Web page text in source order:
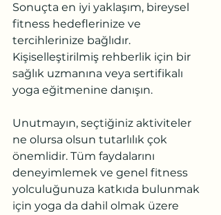
Sonuçta en iyi yaklaşım, bireysel
fitness hedeflerinize ve
tercihlerinize bağlıdır.
Kişiselleştirilmiş rehberlik için bir
sağlık uzmanına veya sertifikalı
yoga eğitmenine danışın.
Unutmayın, seçtiğiniz aktiviteler
ne olursa olsun tutarlılık çok
önemlidir. Tüm faydalarını
deneyimlemek ve genel fitness
yolculuğunuza katkıda bulunmak
için yoga da dahil olmak üzere